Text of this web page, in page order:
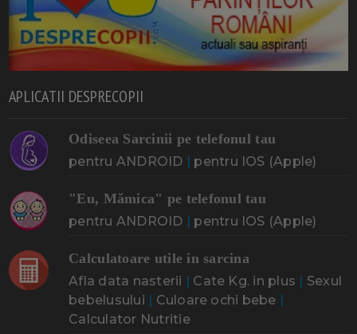
APLICATII DESPRECOPII
Odiseea Sarcinii pe telefonul tau
pentru ANDROID | pentru IOS (Apple)
"Eu, Mămica" pe telefonul tau
pentru ANDROID | pentru IOS (Apple)
Calculatoare utile in sarcina
Afla data nasterii | Cate Kg. in plus | Sexul
bebelusului | Culoare ochi bebe |
Calculator Nutritie